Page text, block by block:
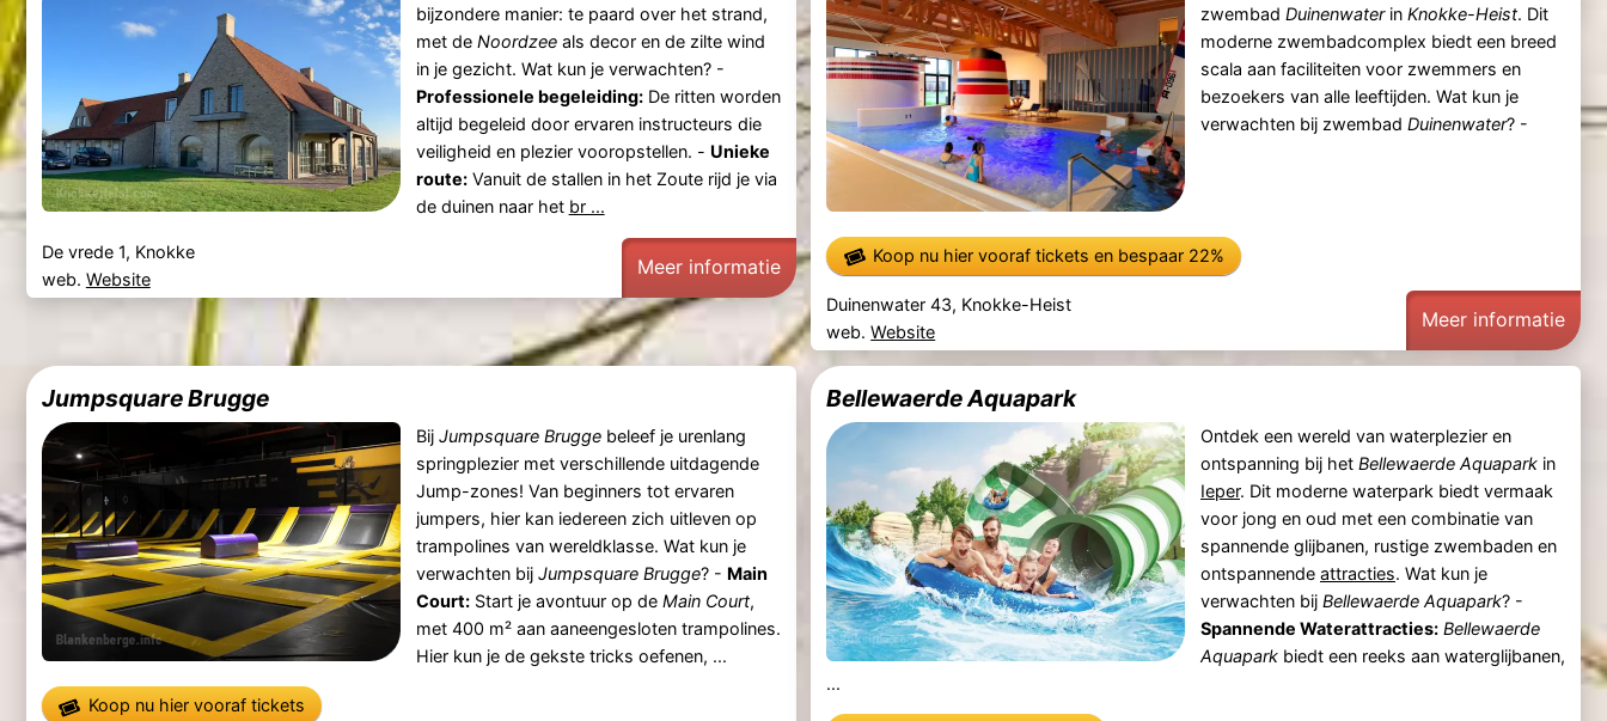
bijzondere manier: te paard over het strand,
met de Noordzeeals decor en de zilte wind
in je gezicht. Wat kun je verwachten? -
Professionele begeleiding:De ritten worden
altijd begeleid door ervaren instructeurs die
veiligheid en plezier vooropstellen. - Unieke
route:Vanuit de stallen in het Zoute rijd je via
de duinen naar het br ...
De vrede 1, Knokke
web. Website Meer informatie
zwembad Duinenwaterin Knokke-Heist. Dit
moderne zwembadcomplex biedt een breed
scala aan faciliteiten voor zwemmers en
bezoekers van alle leeftijden. Wat kun je
verwachten bij zwembad Duinenwater? -
Koop nu hier vooraf tickets en bespaar 22%
Duinenwater 43, Knokke-Heist
web.Website Meer informatie
Jumpsquare Brugge
Bij Jumpsquare Bruggebeleef je urenlang
springplezier met verschillende uitdagende
Jump-zones! Van beginners tot ervaren
jumpers, hier kan iedereen zich uitleven op
trampolines van wereldklasse. Wat kun je
verwachten bij Jumpsquare Brugge? - Main
Court:Start je avontuur op de Main Court,
met 400 m² aan aaneengesloten trampolines.
Hier kun je de gekste tricks oefenen, ...
Koop nu hier vooraf tickets
Bellewaerde Aquapark
Ontdek een wereld van waterplezier en
ontspanning bij het Bellewaerde Aquaparkin
Ieper. Dit moderne waterpark biedt vermaak
voor jong en oud met een combinatie van
spannende glijbanen, rustige zwembaden en
ontspannende attracties. Wat kun je
verwachten bij Bellewaerde Aquapark? -
Spannende Waterattracties: Bellewaerde
Aquaparkbiedt een reeks aan waterglijbanen,
...